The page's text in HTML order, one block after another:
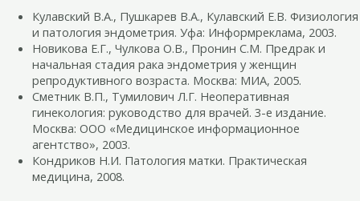
Кулавский В.А., Пушкарев В.А., Кулавский Е.В. Физиология
и патология эндометрия. Уфа: Информреклама, 2003.
Новикова Е.Г., Чулкова О.В., Пронин С.М. Предрак и
начальная стадия рака эндометрия у женщин
репродуктивного возраста. Москва: МИА, 2005.
Сметник В.П., Тумилович Л.Г. Неоперативная
гинекология: руководство для врачей. 3-е издание.
Москва: ООО «Медицинское информационное
агентство», 2003.
Кондриков Н.И. Патология матки. Практическая
медицина, 2008.